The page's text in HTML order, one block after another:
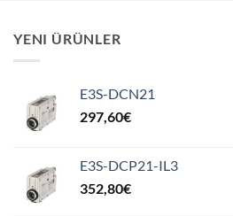
YENI ÜRÜNLER
E3S-DCN21
297,60€
E3S-DCP21-IL3
352,80€